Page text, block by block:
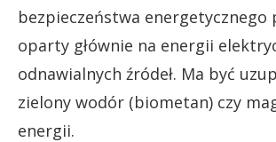
bezpieczeństwa energetycznego
oparty głównie na energii
odnawialnych źródeł. Ma być
zielony wodór (biometan) czy
energii.